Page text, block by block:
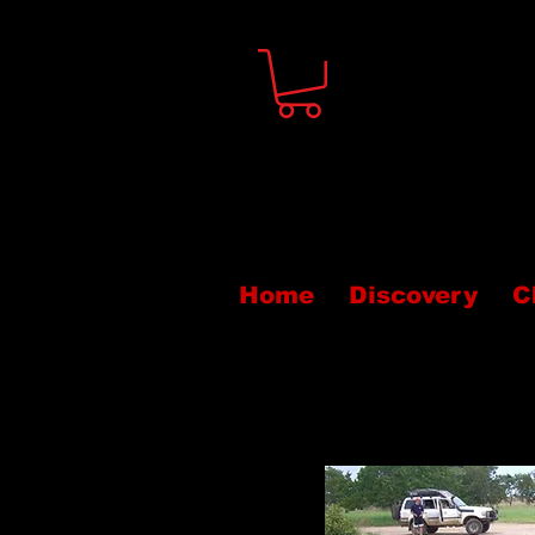
Home Discovery